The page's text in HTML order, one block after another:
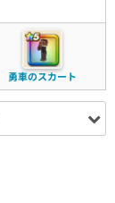
勇車のスカート